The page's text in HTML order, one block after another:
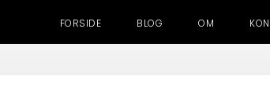
FORSIDE BLOG OM